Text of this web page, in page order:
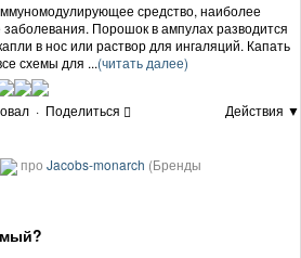
средство, наиболее
Порошок в ампулах разводится
в нос или раствор для ингаляций. Капать
схемы для ...(читать далее)
· Поделиться
Действия ▼
про Jacobs-monarch (Бренды